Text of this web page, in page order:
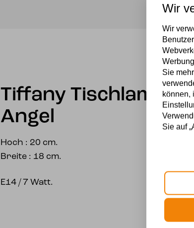
Tiffany Tischlampe
Angel
Hoch : 20 cm.
Breite : 18 cm.
E14 / 7 Watt.
Wir
Wir
Sie
können,
Sie auf